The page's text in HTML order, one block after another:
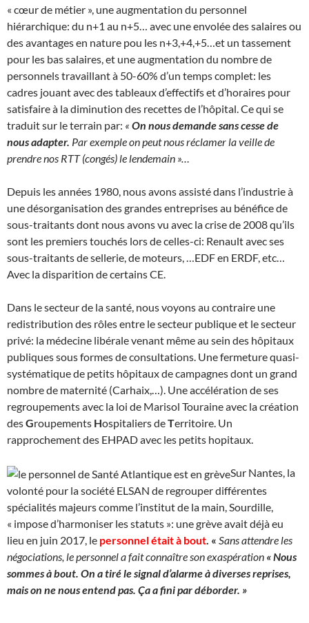
« cœur de métier », une augmentation du personnel
hiérarchique: du n+1 au n+5… avec une envolée des salaires ou
des avantages en nature pou les n+3,+4,+5…et un tassement
pour les bas salaires, et une augmentation du nombre de
personnels travaillant à 50-60% d’un temps complet: les
cadres jouant avec des tableaux d’effectifs et d’horaires pour
satisfaire à la diminution des recettes de l’hôpital. Ce qui se
traduit sur le terrain par: « On nous demande sans cesse de
nous adapter. Par exemple on peut nous réclamer la veille de
prendre nos RTT (congés) le lendemain »…
Depuis les années 1980, nous avons assisté dans l’industrie à
une désorganisation des grandes entreprises au bénéfice de
sous-traitants dont nous avons vu avec la crise de 2008 qu’ils
sont les premiers touchés lors de celles-ci: Renault avec ses
sous-traitants de sellerie, de moteurs, …EDF en ERDF, etc…
Avec la disparition de certains CE.
Dans le secteur de la santé, nous voyons au contraire une
redistribution des rôles entre le secteur publique et le secteur
privé: la médecine libérale venant même au sein des hôpitaux
publiques sous formes de consultations. Une fermeture quasi-
systématique de petits hôpitaux de campagnes dont un grand
nombre de maternité (Carhaix,…). Une accélération de ses
regroupements avec la loi de Marisol Touraine avec la création
desGroupements Hospitaliers deTerritoire. Un
rapprochement des EHPAD avec les petits hopitaux.
Sur Nantes, la
volonté pour la société ELSAN de regrouper différentes
spécialités majeurs comme l’institut de la main, Sourdille,
« impose d’harmoniser les statuts »: une grève avait déjà eu
lieu en juin 2017, le personnel était à bout. « Sans attendre les
négociations, le personnel a fait connaître son exaspération « Nous
sommes à bout. On a tiré le signal d’alarme à diverses reprises,
mais on ne nous entend pas. Ça a fini par déborder. »